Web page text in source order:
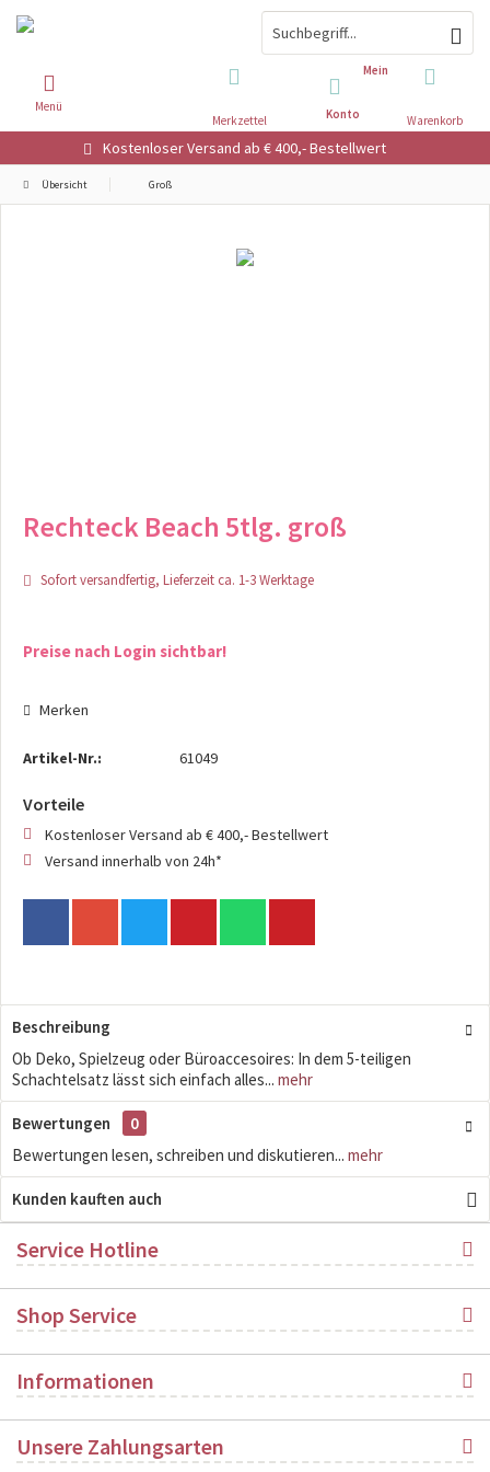
Kostenloser Versand ab € 400,- Bestellwert
Warenkorb
Merkzettel
Mein
Konto
Menü
Übersicht Groß
Rechteck Beach 5tlg. groß
Sofort versandfertig, Lieferzeit ca. 1-3 Werktage
Preise nach Login sichtbar!
Merken
Artikel-Nr.: 61049
Vorteile
Kostenloser Versand ab € 400,- Bestellwert
Versand innerhalb von 24h*
Beschreibung
Ob Deko, Spielzeug oder Büroaccesoires: In dem 5-teiligen
Schachtelsatz lässt sich einfach alles... mehr
Bewertungen
0
Bewertungen lesen, schreiben und diskutieren... mehr
Kunden kauften auch
Service Hotline
Shop Service
Informationen
Unsere Zahlungsarten